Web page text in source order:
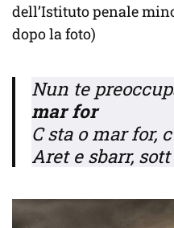
dell’Istituto penale
dopo la foto)
Nun te
mar for
C sta o mar for,
Aret e sbarr,